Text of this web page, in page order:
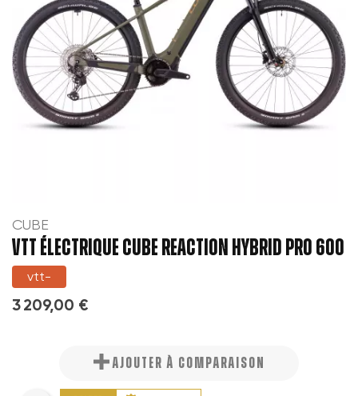
CUBE
VTT ÉLECTRIQUE CUBE REACTION HYBRID PRO 600
vtt-
3 209,00 €
AJOUTER À COMPARAISON